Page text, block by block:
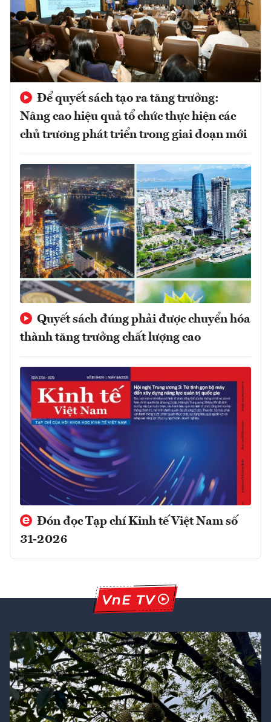
Để quyết sách tạo ra tăng trưởng:
Nâng cao hiệu quả tổ chức thực hiện các
chủ trương phát triển trong giai đoạn mới
Quyết sách đúng phải được chuyển hóa
thành tăng trưởng chất lượng cao
Đón đọc Tạp chí Kinh tế Việt Nam số
31-2026